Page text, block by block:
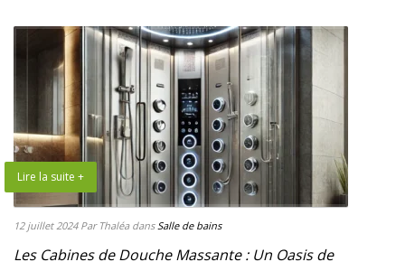
Lire la suite +
12 juillet 2024 Par Thaléa dansSalle de bains
Les Cabines de Douche Massante : Un Oasis de